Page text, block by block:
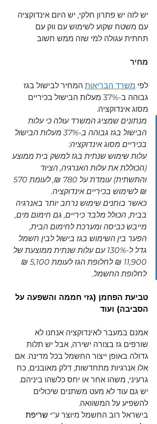
יש לזה יש פתרון חלקי, יש היום אינדוקציה
עם משטח שקוע לשימוש עם ווק עם
תחתית עגולה למי שזה ממש חשוב
מחיר
לפי משרד הבריאות המחיר לבישול בגז
גבוהה ב-37% מעלות הבישול בכיריים
מסוג אינדוקציה.
מנתונים שמציג המשרד עולה כי עלות
הבישול בגז גבוהה ב-37% מעלות הבישול
בכיריים מסוג אינדוקציה:
עלות שימוש שנתית בגז למשק בית ממוצע
(הכוללת את עלות האנרגיה, הציוד
₪ לשימוש בכיריים אינדוקציה.
כאשר בוחנים שימוש נרחב יותר באנרגיה
בבית, הכולל מלבד כיריים, גם חימום מים,
מייבש כביסה ומערכת לחימום הבית,
הפער בין השימוש בגז בישול לבין חשמל
גדל ל-130% עם עלות שנתית ממוצעת של
11,900 ₪ לחלופת הגז לעומת 5,100 ₪
לחלופת החשמל.
טביעת הפחמן (גזי חממה והשפעה על
הסביבה) ועוד
אמנם במעבר לאינדוקציה אנחנו לא
שורפים גז בצורה ישירה, אבל יש תלות
גדולה באופן ייצור החשמל בכל מדינה. אם
אלו אנרגיות מתחדשות, דלק מאובנים, כח
גרעיני, משהו אחר או יחס כלשהו ביניהם.
יש גם עוד לא מעט משתנים שיכולים
להשפיע על המשוואה.
בישראל רוב החשמל מיוצר ע"י שריפת